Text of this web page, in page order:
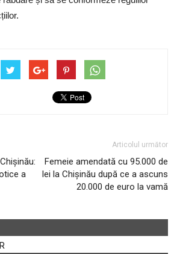
a
Articolul următor
Femeie amendată cu 95.000 de
lei la Chișinău după ce a ascuns
20.000 de euro la vamă